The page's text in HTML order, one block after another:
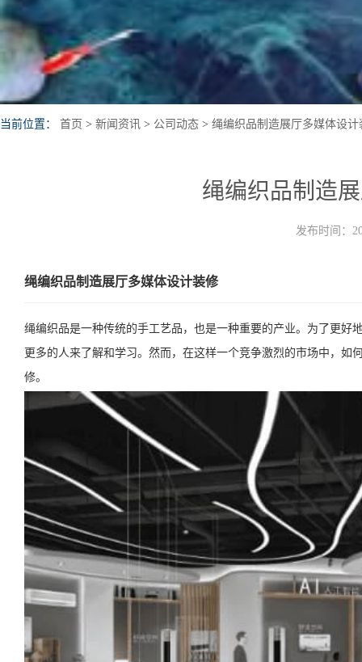
当前位置： 首页 > 新闻资讯 > 公司动态 > 绳编织品制造展厅多媒体设计
绳编织品制造
发布时间：
绳编织品制造展厅多媒体设计装修
绳编织品是一种传统的手工艺品，也是一种重要的产业。为了更
更多的人来了解和学习。然而，在这样一个竞争激烈的市场中，
修。